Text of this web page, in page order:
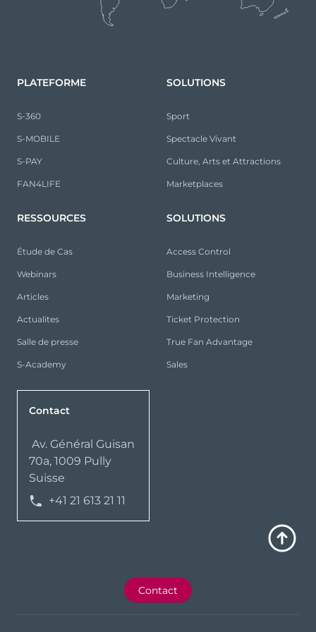
PLATEFORME
S-360
S-MOBILE
S-PAY
FAN4LIFE
SOLUTIONS
Sport
Spectacle Vivant
Culture, Arts et Attractions
Marketplaces
RESSOURCES
Étude de Cas
Webinars
Articles
Actualites
Salle de presse
S-Academy
SOLUTIONS
Access Control
Business Intelligence
Marketing
Ticket Protection
True Fan Advantage
Sales
Contact
Av. Général Guisan
70a, 1009 Pully
Suisse
+41 21 613 21 11
Contact